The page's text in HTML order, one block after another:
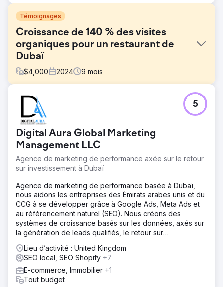
Témoignages
Croissance de 140 % des visites
organiques pour un restaurant de
Dubaï
$4,000 2024 9 mois
Défi
Notre client, un restaurant haut de gamme du centre de
Dubaï, bénéficiait déjà d'un emplacement prestigieux et
d'une clientèle fidèle. Malgré sa popularité hors ligne, il
était absent des résultats de recherche les plus
importants : Google. Nous avons immédiatement réalisé un
audit et constaté les problèmes suivants : faible visibilité
pour les requêtes locales telles que « bar rooftop
Dubaï » et « espace événementiel privé Dubaï », contenu
web pauvre ou sous-optimisé, faible autorité de domaine
et nombre limité de liens entrants.
Solution
Avant de nous lancer dans l'optimisation, nous avons
réalisé un audit SEO complet afin d'identifier les points
faibles du site et les opportunités d'amélioration rapide.
Nous avons corrigé les problèmes d'indexation, optimisé
la vitesse de chargement des pages et amélioré le
maillage interne pour faciliter l'exploration du site par
Google. Ensuite, nous avons mis en œuvre une stratégie
de contenu et de netlinking ciblée : publication d'articles
Digital Aura Global Marketing
Management LLC
Agence de marketing de performance axée sur le retour
sur investissement à Dubaï
5
Agence de marketing de performance basée à Dubaï,
nous aidons les entreprises des Émirats arabes unis et du
CCG à se développer grâce à Google Ads, Meta Ads et
au référencement naturel (SEO). Nous créons des
systèmes de croissance basés sur les données, axés sur
la génération de leads qualifiés, le retour sur
Lieu d’activité : United Kingdom
SEO local, SEO Shopify +7
E-commerce, Immobilier +1
Tout budget